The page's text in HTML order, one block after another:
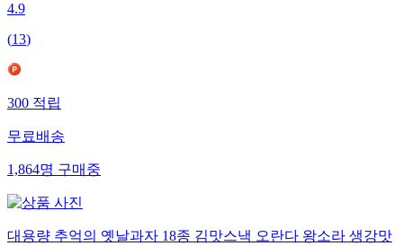
4.9
(13)
300 적립
무료배송
1,864명 구매중
대용량 추억의 옛날과자 18종 김맛스낵 오란다 왕소라 생강맛